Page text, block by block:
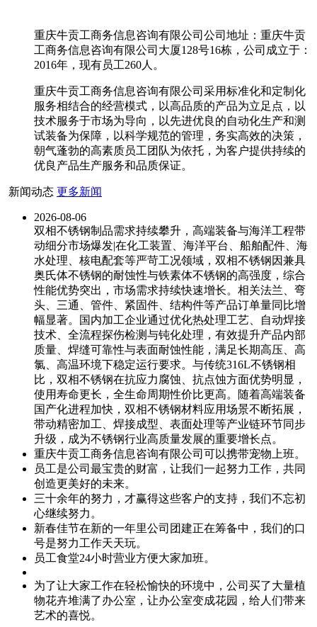
重庆牛贡工商务信息咨询有限公司公司地址：重庆牛贡
工商务信息咨询有限公司大厦128号16栋，公司成立于：
2016年，现有员工260人。
重庆牛贡工商务信息咨询有限公司采用标准化和定制化
服务相结合的经营模式，以高品质的产品为立足点，以
技术服务于市场为导向，以先进优良的自动化生产和测
试装备为保障，以科学规范的管理，务实高效的决策，
朝气蓬勃的高素质员工团队为依托，为客户提供持续的
优良产品生产服务和品质保证。
新闻动态 更多新闻
2026-08-06
双相不锈钢制品需求持续攀升，高端装备与海洋工程带
动细分市场爆发|在化工装置、海洋平台、船舶配件、海
水处理、核电配套等严苛工况领域，双相不锈钢因兼具
奥氏体不锈钢的耐蚀性与铁素体不锈钢的高强度，综合
性能优势突出，市场需求持续快速增长。相关法兰、弯
头、三通、管件、紧固件、结构件等产品订单量同比增
幅显著。国内加工企业通过优化热处理工艺、自动焊接
技术、全流程探伤检测与钝化处理，有效提升产品内部
质量、焊缝可靠性与表面耐蚀性能，满足长期高压、高
氯、高温环境下稳定运行要求。与传统316L不锈钢相
比，双相不锈钢在抗应力腐蚀、抗点蚀方面优势明显，
使用寿命更长，全生命周期性价比更高。随着高端装备
国产化进程加快，双相不锈钢材料应用场景不断拓展，
带动精密加工、焊接成型、表面处理等产业链环节同步
升级，成为不锈钢行业高质量发展的重要增长点。
重庆牛贡工商务信息咨询有限公司可以携带宠物上班。
员工是公司最宝贵的财富，让我们一起努力工作，共同
创造更美好的未来。
三十余年的努力，才赢得这些客户的支持，我们不忘初
心继续努力。
新春佳节在新的一年里公司团建正在筹备中，我们的口
号是努力工作天天玩。
员工食堂24小时营业方便大家加班。
为了让大家工作在轻松愉快的环境中，公司买了大量植
物花卉堆满了办公室，让办公室变成花园，给人们带来
艺术的喜悦。